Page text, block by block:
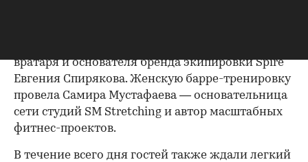
вратаря и основателя бренда экипировки Spire
Евгения Спирякова. Женскую барре-тренировку
провела Самира Мустафаева — основательница
сети студий SM Stretching и автор масштабных
фитнес-проектов.
В течение всего дня гостей также ждали легкий